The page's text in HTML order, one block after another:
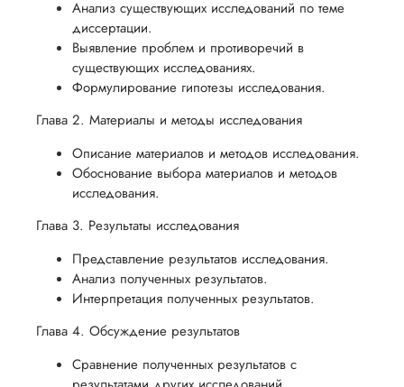
вам
уверенность
в своей
работе и
помочь
успешно
пройти
защиты
научной
работы.
процесс
возврата
способом,
удобным
в
разумные
сроки
после
утверждения
запроса
возврат.
все
аспекты
написания
работы.
Анализ существующих исследований по теме
диссертации.
Выявление проблем и противоречий в
существующих исследованиях.
Формулирование гипотезы исследования.
Глава 2. Материалы и методы исследования
Описание материалов и методов исследования.
Обоснование выбора материалов и методов
исследования.
Глава 3. Результаты исследования
Представление результатов исследования.
Анализ полученных результатов.
Интерпретация полученных результатов.
Глава 4. Обсуждение результатов
Сравнение полученных результатов с